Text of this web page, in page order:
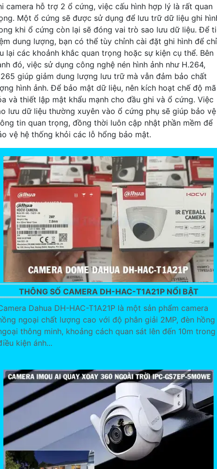
camera hỗ trợ 2 ổ cứng, việc cấu hình hợp lý là rất quan
Một ổ cứng sẽ được sử dụng để lưu trữ dữ liệu ghi
khi ổ cứng còn lại sẽ đóng vai trò sao lưu dữ liệu. Để
dung lượng, bạn có thể tùy chỉnh cài đặt ghi hình để chỉ
lại các khoảnh khắc quan trọng hoặc sự kiện cụ thể. Bên
đó, việc sử dụng công nghệ nén hình ảnh như H.264,
giúp giảm dung lượng lưu trữ mà vẫn đảm bảo chất
hình ảnh. Để bảo mật dữ liệu, nên kích hoạt chế độ mã
và thiết lập mật khẩu mạnh cho đầu ghi và ổ cứng. Việc
lưu dữ liệu thường xuyên vào ổ cứng phụ sẽ giúp bảo vệ
tin quan trọng, đồng thời luôn cập nhật phần mềm để
vệ hệ thống khỏi các lỗ hổng bảo mật.
THÔNG SỐ CAMERA DH-HAC-T1A21P NỔI BẬT
Dahua DH-HAC-T1A21P là một sản phẩm camera
ngoại chất lượng cao với độ phân giải 2MP, đèn hồng
thông minh, khoảng cách quan sát lên đến 10m trong
kiện ánh...